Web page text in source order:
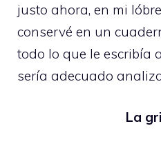
justo ahora, en mi
conservé en un
todo lo que le escribía
sería adecuado
La